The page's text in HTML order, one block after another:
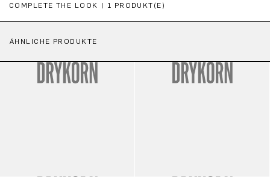
COMPLETE THE LOOK | 1 PRODUKT(E)
ÄHNLICHE PRODUKTE